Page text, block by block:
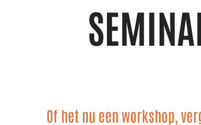
Of het nu een workshop,